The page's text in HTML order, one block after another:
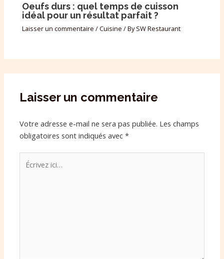
Oeufs durs : quel temps de cuisson
idéal pour un résultat parfait ?
Laisser un commentaire /Cuisine / BySW Restaurant
Laisser un commentaire
Votre adresse e-mail ne sera pas publiée. Les champs
obligatoires sont indiqués avec*
ici…